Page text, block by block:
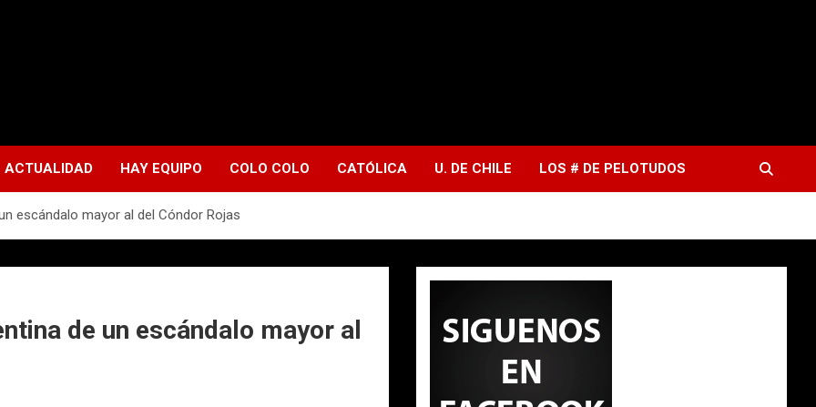
ACTUALIDAD HAY EQUIPO COLO COLO CATÓLICA U. DE CHILE LOS # DE PELOTUDOS
escándalo mayor al del Cóndor Rojas
de un escándalo mayor al